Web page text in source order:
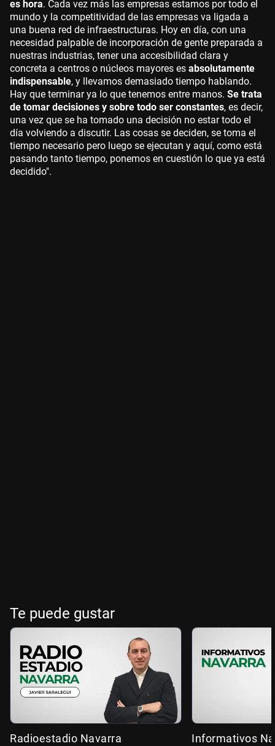
es hora. Cada vez más las empresas estamos por todo el
mundo y la competitividad de las empresas va ligada a
una buena red de infraestructuras. Hoy en día, con una
necesidad palpable de incorporación de gente preparada a
nuestras industrias, tener una accesibilidad clara y
concreta a centros o núcleos mayores es absolutamente
indispensable, y llevamos demasiado tiempo hablando.
Hay que terminar ya lo que tenemos entre manos. Se trata
de tomar decisiones y sobre todo ser constantes, es decir,
una vez que se ha tomado una decisión no estar todo el
día volviendo a discutir. Las cosas se deciden, se toma el
tiempo necesario pero luego se ejecutan y aquí, como está
pasando tanto tiempo, ponemos en cuestión lo que ya está
decidido".
Te puede gustar
Radioestadio Navarra Informativos